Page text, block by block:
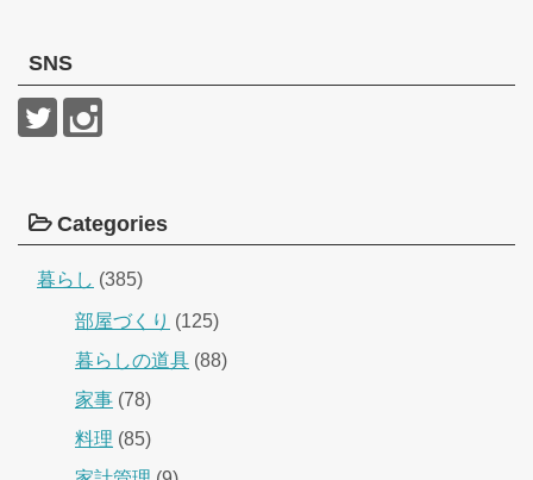
SNS
Categories
暮らし (385)
部屋づくり (125)
暮らしの道具 (88)
家事 (78)
料理 (85)